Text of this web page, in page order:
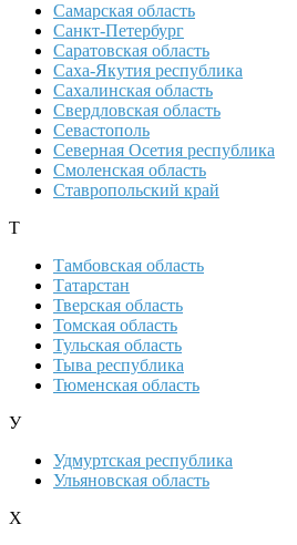
Самарская область
Санкт-Петербург
Саратовская область
Саха-Якутия республика
Сахалинская область
Свердловская область
Севастополь
Северная Осетия республика
Смоленская область
Ставропольский край
Т
Тамбовская область
Татарстан
Тверская область
Томская область
Тульская область
Тыва республика
Тюменская область
У
Удмуртская республика
Ульяновская область
Х